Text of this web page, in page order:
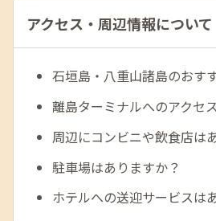
アクセス・周辺情報について
石垣島・八重山諸島のおす
離島ターミナルへのアクセ
周辺にコンビニや飲食店は
駐車場はありますか？
ホテルへの送迎サービスは